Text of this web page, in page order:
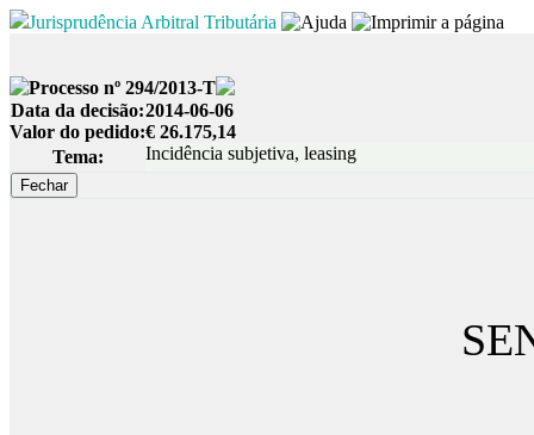
Jurisprudência Arbitral Tributária
Processo nº 294/2013-T
Data da decisão:2014-06-06
Valor do pedido:€ 26.175,14
Tema:
Incidência subjetiva, leasing